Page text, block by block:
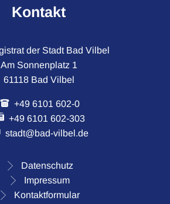
Kontakt
der Stadt Bad Vilbel
Am Sonnenplatz 1
61118 Bad Vilbel
+49 6101 602-0
+49 6101 602-303
stadt@bad-vilbel.de
Datenschutz
Impressum
Kontaktformular